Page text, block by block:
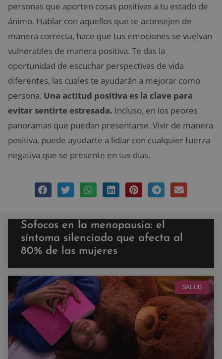
personas que aporten cosas positivas a tu estado de
ánimo. Hablar con aquellos que te aconsejen de
manera correcta, hace que tus emociones se vuelvan
vulnerables de manera positiva. Te das la
oportunidad de escuchar perspectivas de vida
diferentes, las cuales te ayudarán a mejorar como
persona. Una actitud positiva es la clave para
evitar sentirte estresada. Incluso, en los peores
panoramas que puedan presentarse. Vivir de manera
positiva, puede ayudarte a lidiar con cualquier fuerza
negativa que se presente en tus días.
Sofocos en la menopausia: el
síntoma silenciado que afecta al
80% de las mujeres
SALUD